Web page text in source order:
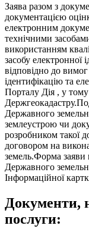
Заява разом з
документацією
електронним
технічними
використанням
засобу електронної
відповідно до
ідентифікацію та
Порталу Дія , у тому
Державного
землеустрою чи
розробником такої
договором на
земель.Форма заяви
Державного
Інформаційної
Документи,
послуги: